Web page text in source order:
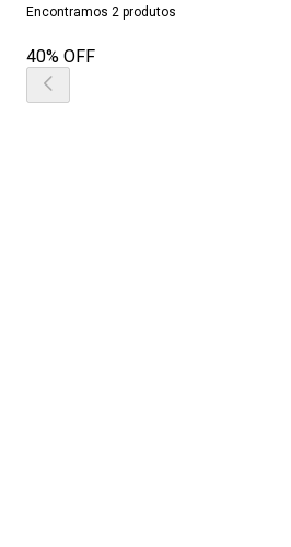
Encontramos 2 produtos
40% OFF